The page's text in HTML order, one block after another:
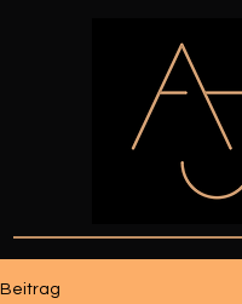
Beitrag